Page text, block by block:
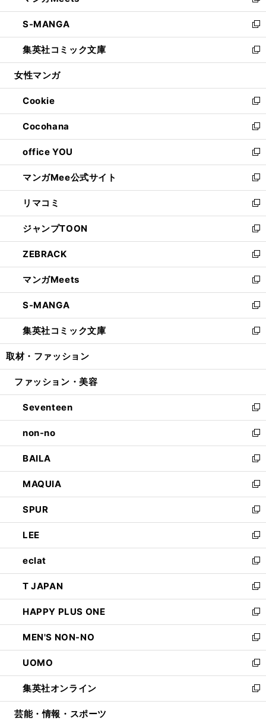
開
く
ウ
で
開
く
ン
ド
ウ
で
開
ウ
ィ
ン
ド
ウ
開
く
し
い
ウ
ィ
ン
ウ
で
開
く
S-MANGA
新
し
い
ウ
ン
ド
ウ
で
開
く
集英社コミック文庫
新
し
ウ
ィ
ン
ド
ウ
で
開
く
女性マンガ
Cookie
新
し
い
ウ
ィ
ン
ド
ウ
で
開
く
Cocohana
新
し
い
ウ
ィ
ン
ド
ウ
で
開
く
office YOU
新
し
い
ウ
ィ
ン
ド
ウ
で
開
く
マンガMee公式サイト
新
し
い
ウ
ィ
ン
ド
ウ
で
開
く
リマコミ
新
し
い
ウ
ィ
ン
ド
ウ
で
開
く
ジャンプTOON
新
し
い
ウ
ィ
ン
ド
ウ
で
開
ZEBRACK
新
し
い
ウ
ィ
ン
ド
ウ
開
マンガMeets
新
し
い
ウ
ィ
ン
ウ
開
く
S-MANGA
新
し
い
ウ
ン
ウ
で
開
く
集英社コミック文庫
新
し
ウ
ン
ド
ウ
で
開
く
取材・ファッション
ファッション・美容
Seventeen
新
し
い
ウ
ィ
ン
ド
ウ
で
開
く
non-no
新
し
い
ウ
ィ
ン
ド
ウ
で
開
く
BAILA
新
し
い
ウ
ィ
ン
ド
ウ
で
開
く
MAQUIA
新
し
い
ウ
ィ
ン
ド
ウ
で
開
く
SPUR
新
し
い
ウ
ィ
ン
ド
ウ
で
開
く
LEE
新
し
い
ウ
ィ
ン
ド
ウ
で
開
く
eclat
新
し
い
ウ
ィ
ン
ド
ウ
で
開
く
T JAPAN
新
し
い
ウ
ィ
ン
ド
ウ
で
開
HAPPY PLUS ONE
新
し
い
ウ
ィ
ン
ド
ウ
MEN'S NON-NO
新
し
い
ウ
ィ
ン
UOMO
新
し
い
ウ
集英社オンライン
新
し
芸能・情報・スポーツ